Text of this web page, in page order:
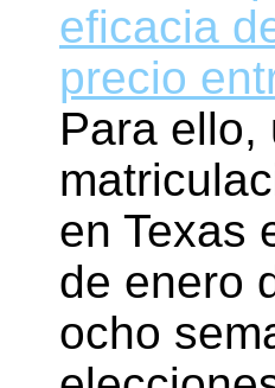
eficacia
precio
Para ello,
en Texas
de enero
ocho